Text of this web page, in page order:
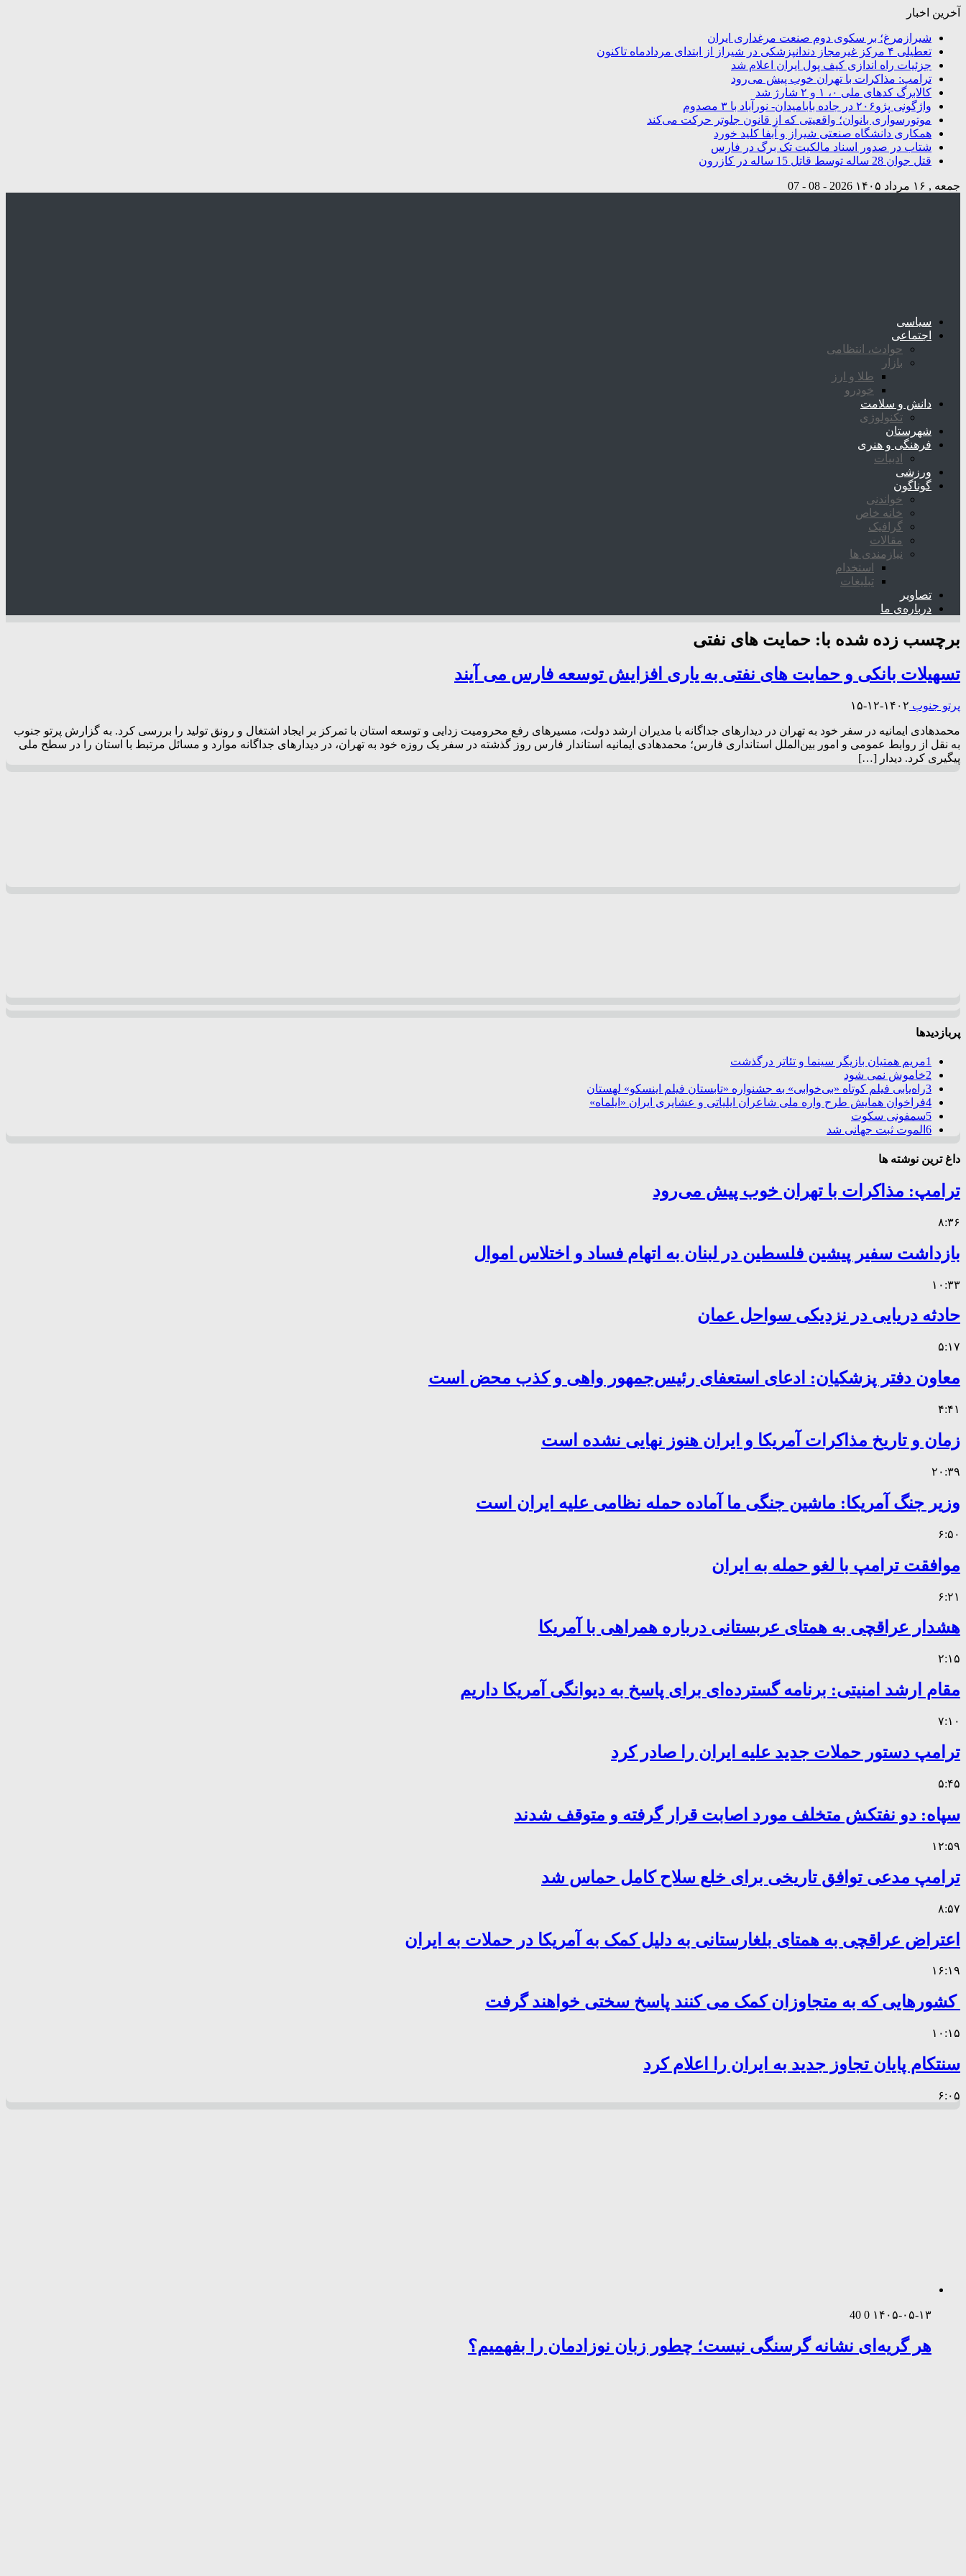
آخرین اخبار
شیرازمرغ؛ بر سکوی دوم صنعت مرغداری ایران
تعطیلی ۴ مرکز غیرمجاز دندانپزشکی در شیراز از ابتدای مردادماه تاکنون
جزئیات راه اندازی کیف پول ایران اعلام شد
ترامپ: مذاکرات با تهران خوب پیش می‌رود
کالابرگ کدهای ملی ۰، ۱ و ۲ شارژ شد
واژگونی پژو۲۰۶ در جاده بابامیدان- نورآباد با ۳ مصدوم
موتورسواری بانوان؛ واقعیتی که از قانون جلوتر حرکت می‌کند
همکاری دانشگاه صنعتی شیراز و آبفا کلید خورد
شتاب در صدور اسناد مالکیت تک برگ در فارس
قتل جوان 28 ساله توسط قاتل 15 ساله در کازرون
جمعه , ۱۶ مرداد ۱۴۰۵ 2026 - 08 - 07
سیاسی
اجتماعی
حوادث، انتظامی
بازار
طلا و ارز
خودرو
دانش و سلامت
تکنولوژی
شهرستان
فرهنگی و هنری
ادبیات
ورزشی
گوناگون
خواندنی
خانه خاص
گرافیک
مقالات
نیازمندی ها
استخدام
تبلیغات
تصاویر
درباره‌ی ما
برچسب زده شده با: حمایت های نفتی
تسهیلات بانکی و حمایت های نفتی به یاری افزایش توسعه فارس می آیند
پرتو جنوب ۱۴۰۲-۱۲-۱۵
محمدهادی ایمانیه در سفر خود به تهران در دیدارهای جداگانه‌ با مدیران ارشد دولت، مسیرهای رفع محرومیت زدایی و توسعه استان با تمرکز بر ایجاد اشتغال و رونق تولید را بررسی کرد. به گزارش پرتو جنوب
به نقل از روابط عمومی و امور بین‌الملل استانداری فارس؛ محمدهادی ایمانیه استاندار فارس روز گذشته در سفر یک روزه خود به تهران، در دیدارهای جداگانه‌ موارد و مسائل مرتبط با استان را در سطح ملی
پیگیری کرد. دیدار […]
پربازدیدها
1مریم همتیان بازیگر سینما و تئاتر درگذشت
2خاموش نمی شود
3راه‌یابی فیلم کوتاه «بی‌خوابی» به جشنواره «تابستان فیلم اینسکو» لهستان
4فراخوان همایش طرح واره ملی شاعران ایلیاتی و عشایری ایران «ایلماه»
5سمفونی سکوت
6 الموت ثبت جهانی شد
داغ ترین نوشته ها
ترامپ: مذاکرات با تهران خوب پیش می‌رود
۸:۳۶
بازداشت سفیر پیشین فلسطین در لبنان به اتهام فساد و اختلاس اموال
۱۰:۳۳
حادثه دریایی در نزدیکی سواحل عمان
۵:۱۷
معاون دفتر پزشکیان: ادعای استعفای رئیس‌جمهور واهی و کذب محض است
۴:۴۱
زمان و تاریخ مذاکرات آمریکا و ایران هنوز نهایی نشده است
۲۰:۳۹
وزیر جنگ آمریکا: ماشین جنگی ما آماده حمله نظامی علیه ایران است
۶:۵۰
موافقت ترامپ با لغو حمله به ایران
۶:۲۱
هشدار عراقچی به همتای عربستانی درباره همراهی با آمریکا
۲:۱۵
مقام ارشد امنیتی: برنامه گسترده‌ای برای پاسخ به دیوانگی آمریکا داریم
۷:۱۰
ترامپ دستور حملات جدید علیه ایران را صادر کرد
۵:۴۵
سپاه: دو نفتکش متخلف مورد اصابت قرار گرفته و متوقف شدند
۱۲:۵۹
ترامپ مدعی توافق تاریخی برای خلع سلاح کامل حماس شد
۸:۵۷
اعتراض عراقچی به همتای بلغارستانی به دلیل کمک به آمریکا در حملات به ایران
۱۶:۱۹
کشورهایی که به متجاوزان کمک می کنند پاسخ سختی خواهند گرفت
۱۰:۱۵
سنتکام پایان تجاوز جدید به ایران را اعلام کرد
۶:۰۵
۱۴۰۵-۰۵-۱۳ 0
40
هر گریه‌ای نشانه گرسنگی نیست؛ چطور زبان نوزادمان را بفهمیم؟